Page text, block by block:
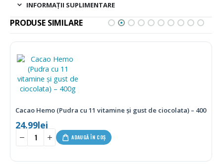
INFORMAȚII SUPLIMENTARE
PRODUSE SIMILARE
Cacao Hemo (Pudra cu 11 vitamine și gust de ciocolata) – 400g
24.99lei
ADAUGĂ ÎN COȘ